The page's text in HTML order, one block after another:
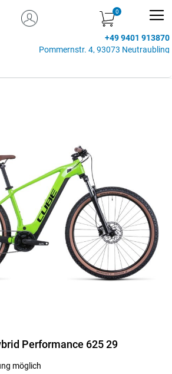
MEIN KONTO
+49 9401 913870
Pommernstr. 4, 93073 Neutraubling
Performance 625 29
möglich